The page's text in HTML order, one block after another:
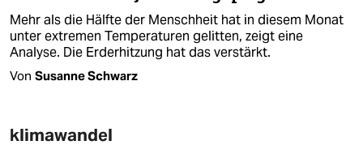
Mehr als die Hälfte der Menschheit hat in diesem Monat
unter extremen Temperaturen gelitten, zeigt eine
Analyse. Die Erderhitzung hat das verstärkt.
Von Susanne Schwarz
klimawandel